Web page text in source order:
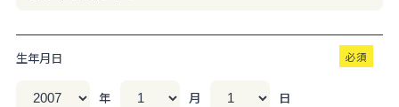
生年月日
年 月 日